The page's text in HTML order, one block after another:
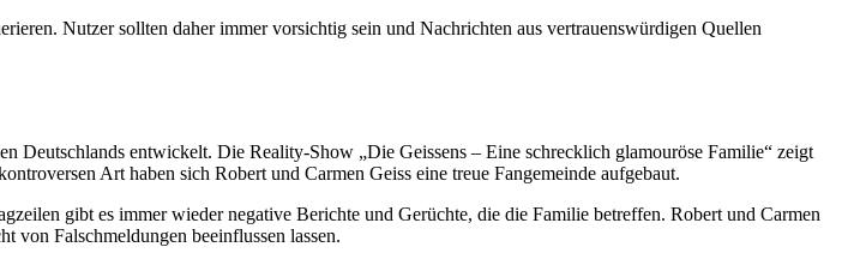
Nutzer sollten daher immer vorsichtig sein und Nachrichten aus vertrauenswürdigen Quellen
Deutschlands entwickelt. Die Reality-Show „Die Geissens – Eine schrecklich glamouröse Familie“ zeigt
Art haben sich Robert und Carmen Geiss eine treue Fangemeinde aufgebaut.
gibt es immer wieder negative Berichte und Gerüchte, die die Familie betreffen. Robert und Carmen
von Falschmeldungen beeinflussen lassen.